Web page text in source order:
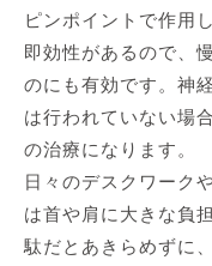
ピンポイントで作用
即効性があるので、
のにも有効です。神
は行われていない場
の治療になります。
日々のデスクワーク
は首や肩に大きな負
駄だとあきらめずに